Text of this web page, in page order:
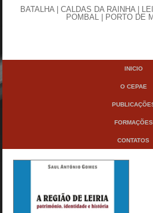
BATALHA | CALDAS DA RAINHA |
POMBAL | PORTO DE
INICIO
O CEPAE
FORMAÇÕES
CONTATOS